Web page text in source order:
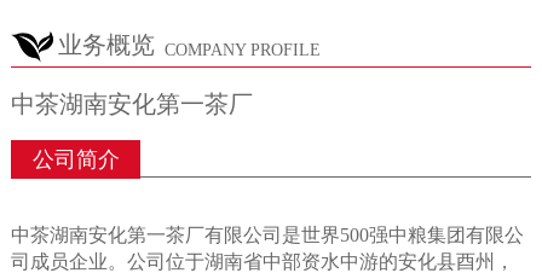
业务概览 COMPANY PROFILE
中茶湖南安化第一茶厂
公司简介
中茶湖南安化第一茶厂有限公司是世界500强中粮集团有限公
司成员企业。公司位于湖南省中部资水中游的安化县酉州，